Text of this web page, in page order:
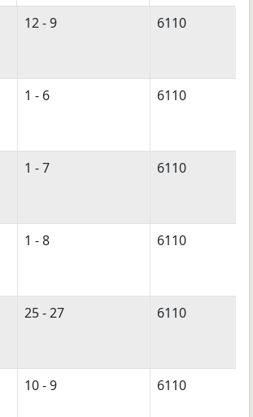
Huisnummer(s) Postcode(s)
12 - 9 6110
1 - 6 6110
1 - 7 6110
1 - 8 6110
25 - 27 6110
10 - 9 6110